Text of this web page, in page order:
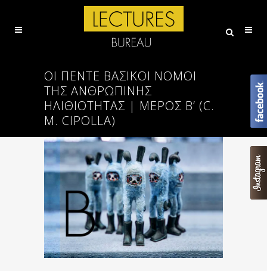
ΟΙ ΠΈΝΤΕ ΒΑΣΙΚΟΊ ΝΌΜΟΙ
ΤΗΣ ΑΝΘΡΏΠΙΝΗΣ
ΗΛΙΘΙΌΤΗΤΑΣ | ΜΈΡΟΣ Β’ (C.
M. CIPOLLA)